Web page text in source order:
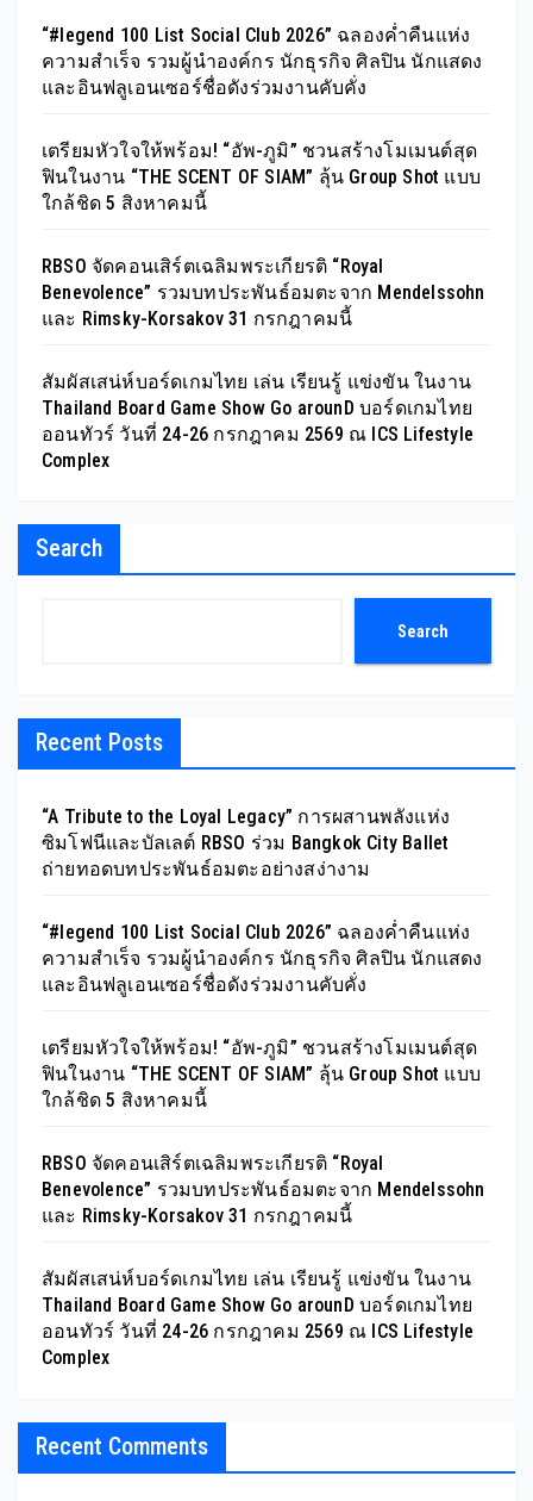
“#legend 100 List Social Club 2026” ฉลองค่ำคืนแห่ง
ความสำเร็จ รวมผู้นำองค์กร นักธุรกิจ ศิลปิน นักแสดง
และอินฟลูเอนเซอร์ชื่อดังร่วมงานคับคั่ง
เตรียมหัวใจให้พร้อม! “อัพ-ภูมิ” ชวนสร้างโมเมนต์สุด
ฟินในงาน “THE SCENT OF SIAM” ลุ้น Group Shot แบบ
ใกล้ชิด 5 สิงหาคมนี้
RBSO จัดคอนเสิร์ตเฉลิมพระเกียรติ “Royal
Benevolence” รวมบทประพันธ์อมตะจาก Mendelssohn
และ Rimsky-Korsakov 31 กรกฎาคมนี้
สัมผัสเสน่ห์บอร์ดเกมไทย เล่น เรียนรู้ แข่งขัน ในงาน
Thailand Board Game Show Go arounD บอร์ดเกมไทย
ออนทัวร์ วันที่ 24-26 กรกฎาคม 2569 ณ ICS Lifestyle
Complex
Search
Search
Recent Posts
“A Tribute to the Loyal Legacy” การผสานพลังแห่ง
ซิมโฟนีและบัลเลต์ RBSO ร่วม Bangkok City Ballet
ถ่ายทอดบทประพันธ์อมตะอย่างสง่างาม
“#legend 100 List Social Club 2026” ฉลองค่ำคืนแห่ง
ความสำเร็จ รวมผู้นำองค์กร นักธุรกิจ ศิลปิน นักแสดง
และอินฟลูเอนเซอร์ชื่อดังร่วมงานคับคั่ง
เตรียมหัวใจให้พร้อม! “อัพ-ภูมิ” ชวนสร้างโมเมนต์สุด
ฟินในงาน “THE SCENT OF SIAM” ลุ้น Group Shot แบบ
ใกล้ชิด 5 สิงหาคมนี้
RBSO จัดคอนเสิร์ตเฉลิมพระเกียรติ “Royal
Benevolence” รวมบทประพันธ์อมตะจาก Mendelssohn
และ Rimsky-Korsakov 31 กรกฎาคมนี้
สัมผัสเสน่ห์บอร์ดเกมไทย เล่น เรียนรู้ แข่งขัน ในงาน
Thailand Board Game Show Go arounD บอร์ดเกมไทย
ออนทัวร์ วันที่ 24-26 กรกฎาคม 2569 ณ ICS Lifestyle
Complex
Recent Comments